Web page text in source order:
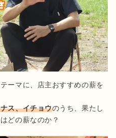
ーマに、店主おすすめの薪を
ス、イチョウのうち、果たし
どの薪なのか？